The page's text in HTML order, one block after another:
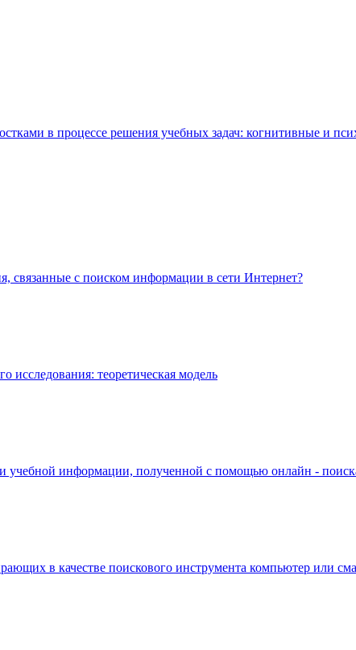
в процессе решения учебных задач: когнитивные и
связанные с поиском информации в сети Интернет?
исследования: теоретическая модель
информации, полученной с помощью онлайн -
в качестве поискового инструмента компьютер или